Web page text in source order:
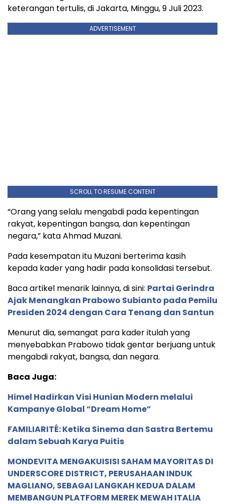
keterangan tertulis, di Jakarta, Minggu, 9 Juli 2023.
ADVERTISEMENT
SCROLL TO RESUME CONTENT
“Orang yang selalu mengabdi pada kepentingan
rakyat, kepentingan bangsa, dan kepentingan
negara,” kata Ahmad Muzani.
Pada kesempatan itu Muzani berterima kasih
kepada kader yang hadir pada konsolidasi tersebut.
Baca artikel menarik lainnya, di sini: Partai Gerindra
Ajak Menangkan Prabowo Subianto pada Pemilu
Presiden 2024 dengan Cara Tenang dan Santun
Menurut dia, semangat para kader itulah yang
menyebabkan Prabowo tidak gentar berjuang untuk
mengabdi rakyat, bangsa, dan negara.
Baca Juga:
Himel Hadirkan Visi Hunian Modern melalui
Kampanye Global “Dream Home”
FAMILIARITÉ: Ketika Sinema dan Sastra Bertemu
dalam Sebuah Karya Puitis
MONDEVITA MENGAKUISISI SAHAM MAYORITAS DI
UNDERSCORE DISTRICT, PERUSAHAAN INDUK
MAGLIANO, SEBAGAI LANGKAH KEDUA DALAM
MEMBANGUN PLATFORM MEREK MEWAH ITALIA